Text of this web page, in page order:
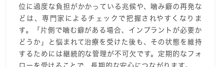
位に過度な負担がかかっている兆候や、噛み癖の再発な
どは、専門家によるチェックで把握されやすくなりま
す。「片側で噛む癖がある場合、インプラントが必要か
どうか」と悩まれて治療を受けた後も、その状態を維持
するためには継続的な管理が不可欠です。定期的なフォ
ローを受けることで、長期的な安心につながります。